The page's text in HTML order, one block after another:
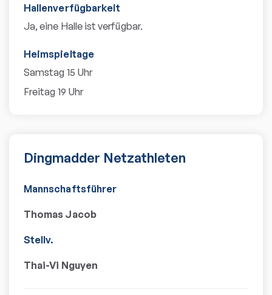
Hallenverfügbarkeit
Ja, eine Halle ist verfügbar.
Heimspieltage
Samstag 15 Uhr
Freitag 19 Uhr
Dingmadder Netzathleten
Mannschaftsführer
Thomas Jacob
Stellv.
Thai-Vi Nguyen